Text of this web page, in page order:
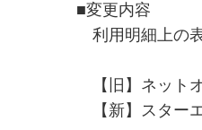
■変更内容
利用明細上の表
【旧】ネット
【新】スターエ